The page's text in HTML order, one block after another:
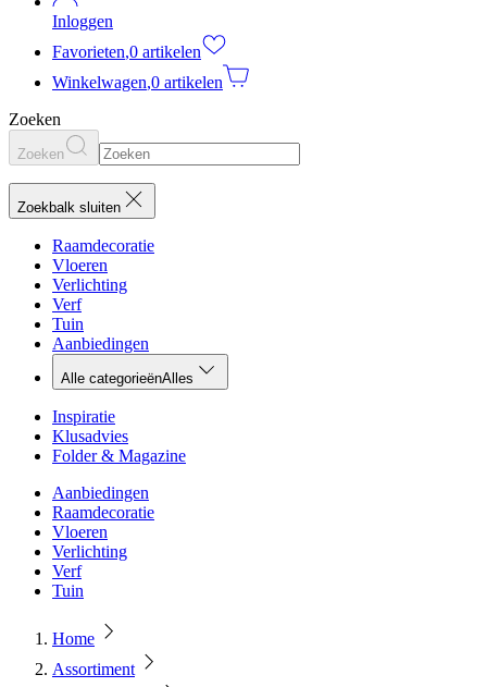
Inloggen
Favorieten,0 artikelen
Winkelwagen,0 artikelen
Zoeken
Zoeken
Zoekbalk sluiten
Raamdecoratie
Vloeren
Verlichting
Verf
Tuin
Aanbiedingen
Alle categorieënAlles
Inspiratie
Klusadvies
Folder & Magazine
Aanbiedingen
Raamdecoratie
Vloeren
Verlichting
Verf
Tuin
Home
Assortiment